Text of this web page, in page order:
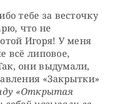
тебе за весточку
что не
Игоря! У меня
всё липовое,
они выдумали,
«Закрытки»
«Открытая